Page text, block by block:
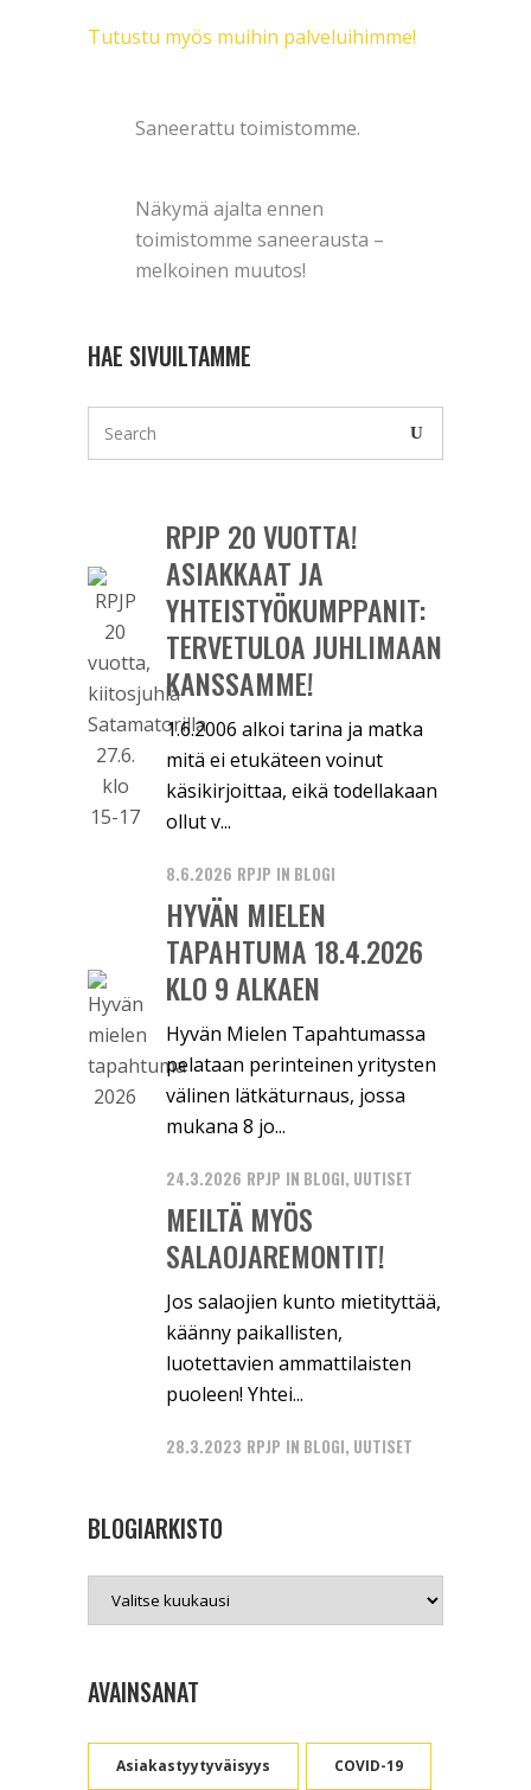
Tutustu myös muihin palveluihimme!
Saneerattu toimistomme.
Näkymä ajalta ennen
toimistomme saneerausta –
melkoinen muutos!
HAE SIVUILTAMME
RPJP 20 VUOTTA!
ASIAKKAAT JA
YHTEISTYÖKUMPPANIT:
TERVETULOA JUHLIMAAN
KANSSAMME!
1.6.2006 alkoi tarina ja matka
mitä ei etukäteen voinut
käsikirjoittaa, eikä todellakaan
ollut v...
8.6.2026 RPJP IN BLOGI
HYVÄN MIELEN
TAPAHTUMA 18.4.2026
KLO 9 ALKAEN
Hyvän Mielen Tapahtumassa
pelataan perinteinen yritysten
välinen lätkäturnaus, jossa
mukana 8 jo...
24.3.2026 RPJP IN BLOGI, UUTISET
MEILTÄ MYÖS
SALAOJAREMONTIT!
Jos salaojien kunto mietityttää,
käänny paikallisten,
luotettavien ammattilaisten
puoleen! Yhtei...
28.3.2023 RPJP IN BLOGI, UUTISET
BLOGIARKISTO
Blogiarkisto
AVAINSANAT
Asiakastyytyväisyys COVID-19